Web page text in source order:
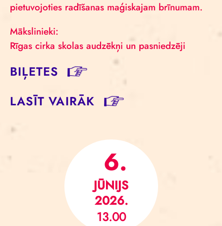
pietuvojoties radīšanas maģiskajam brīnumam.
Mākslinieki:
Rīgas cirka skolas audzēkņi un pasniedzēji
BIĻETES
LASĪT VAIRĀK
6.
JŪNIJS
2026.
13.00